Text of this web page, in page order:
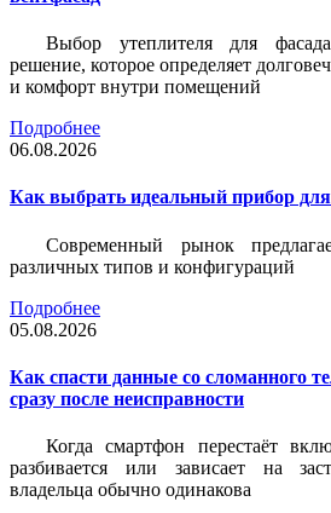
Выбор утеплителя для
решение, которое определяет
и комфорт внутри помещений
Подробнее
06.08.2026
Как выбрать идеальный прибор
Современный рынок
различных типов и конфигураций
Подробнее
05.08.2026
Как спасти данные со сломанного
сразу после неисправности
Когда смартфон перестаёт
разбивается или зависает на
владельца обычно одинакова